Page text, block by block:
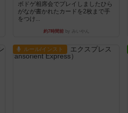
ボドゲ相席会でプレイしましたひら
がなが書かれたカードを2枚まで手
をつけ...
約7時間前by みいやん
ルール/インスト